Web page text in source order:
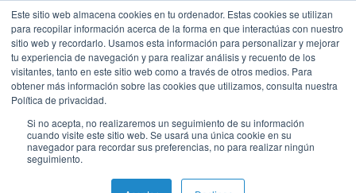
Este sitio web almacena cookies en tu ordenador. Estas cookies se utilizan
para recopilar información acerca de la forma en que interactúas con nuestro
sitio web y recordarlo. Usamos esta información para personalizar y mejorar
tu experiencia de navegación y para realizar análisis y recuento de los
visitantes, tanto en este sitio web como a través de otros medios. Para
obtener más información sobre las cookies que utilizamos, consulta nuestra
Política de privacidad.
Si no acepta, no realizaremos un seguimiento de su información
cuando visite este sitio web. Se usará una única cookie en su
navegador para recordar sus preferencias, no para realizar ningún
seguimiento.
English
Español
Home
Administración
Tarjetas
Emisión
Pagos
inmediatos
Buy
Pay
Later
Emisión
Gestión
de
Banca
Neobanco
Informes
analistas
Noticias
Sobre
BPC
See all press releases
abril 9, 2026
BPC lanza BPC